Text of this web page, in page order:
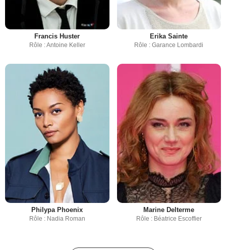
Francis Huster
Rôle : Antoine Keller
Erika Sainte
Rôle : Garance Lombardi
Philypa Phoenix
Rôle : Nadia Roman
Marine Delterme
Rôle : Béatrice Escoffier